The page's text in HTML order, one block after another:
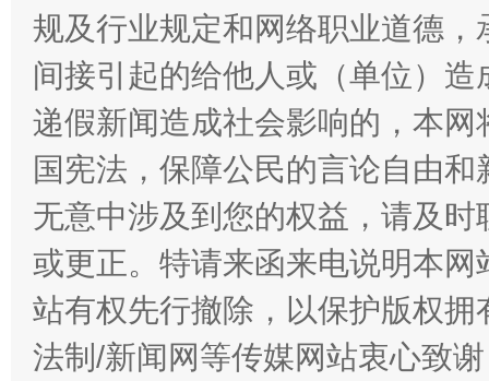
揭开“小金库”的免责幌子
规及行业规定和网络职业道德
间接引起的给他人或（单位）
递假新闻造成社会影响的，本
国宪法，保障公民的言论自由
无意中涉及到您的权益，请及
或更正。特请来函来电说明本
站有权先行撤除，以保护版权
法制/新闻网等传媒网站衷心致